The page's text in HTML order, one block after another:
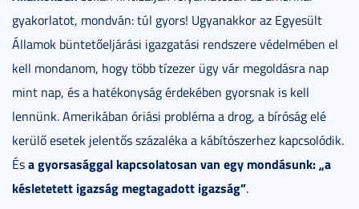
gyakorlatot, mondván: túl gyors! Ugyanakkor az Egyesült
Államok büntetőeljárási igazgatási rendszere védelmében el
kell mondanom, hogy több tízezer ügy vár megoldásra nap
mint nap, és a hatékonyság érdekében gyorsnak is kell
lennünk. Amerikában óriási probléma a drog, a bíróság elé
kerülő esetek jelentős százaléka a kábítószerhez kapcsolódik.
Ésa gyorsasággal kapcsolatosan van egy mondásunk: „a
késletetett igazság megtagadott igazság”.